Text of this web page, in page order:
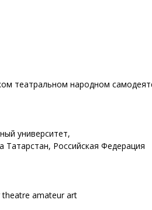
театральном народном
университет,
Татарстан, Российская Федерация
theatre amateur art